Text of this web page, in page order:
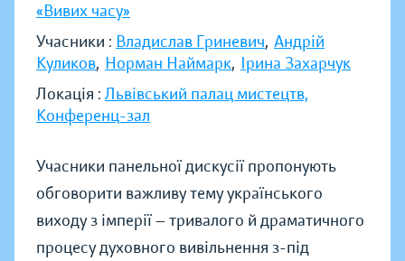
«Вивих часу»
Учасники : Владислав Гриневич, Андрій
Куликов, Норман Наймарк, Ірина Захарчук
Локація : Львівський палац мистецтв,
Конференц-зал
Учасники панельної дискусії пропонують
обговорити важливу тему українського
виходу з імперії — тривалого й драматичного
процесу духовного вивільнення з-під